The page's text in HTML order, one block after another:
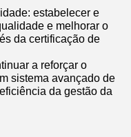
estabelecer e
e melhorar o
da certificação de
a reforçar o
sistema avançado de
da gestão da